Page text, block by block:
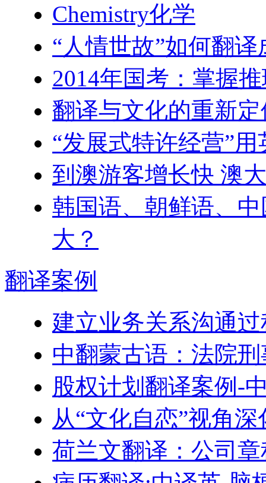
Chemistry化学
“人情世故”如何翻
2014年国考：掌握
翻译与文化的重新定
“发展式特许经营”
到澳游客增长快 澳
韩国语、朝鲜语、
大？
翻译案例
建立业务关系沟通
中翻蒙古语：法院
股权计划翻译案例-
从“文化自恋”视角
荷兰文翻译：公司